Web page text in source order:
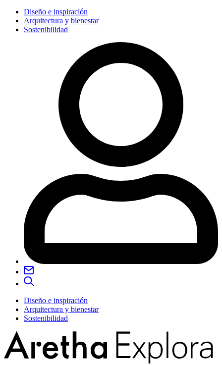
Diseño e inspiración
Arquitectura y bienestar
Sostenibilidad
Diseño e inspiración
Arquitectura y bienestar
Sostenibilidad